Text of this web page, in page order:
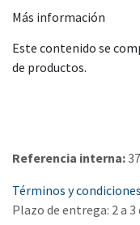
Más información
Este contenido se
de productos.
Referencia interna:
Términos y condiciones
Plazo de entrega: 2 a